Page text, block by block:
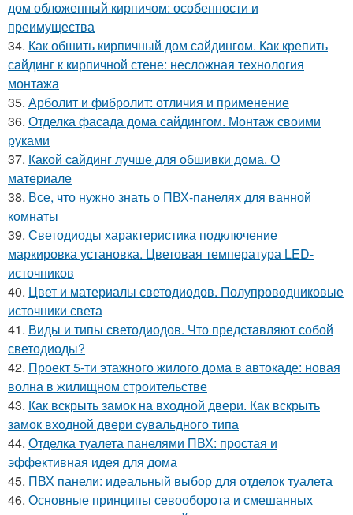
дом обложенный кирпичом: особенности и
преимущества
34. Как обшить кирпичный дом сайдингом. Как крепить
сайдинг к кирпичной стене: несложная технология
монтажа
35. Арболит и фибролит: отличия и применение
36. Отделка фасада дома сайдингом. Монтаж своими
руками
37. Какой сайдинг лучше для обшивки дома. О
материале
38. Все, что нужно знать о ПВХ-панелях для ванной
комнаты
39. Светодиоды характеристика подключение
маркировка установка. Цветовая температура LED-
источников
40. Цвет и материалы светодиодов. Полупроводниковые
источники света
41. Виды и типы светодиодов. Что представляют собой
светодиоды?
42. Проект 5-ти этажного жилого дома в автокаде: новая
волна в жилищном строительстве
43. Как вскрыть замок на входной двери. Как вскрыть
замок входной двери сувальдного типа
44. Отделка туалета панелями ПВХ: простая и
эффективная идея для дома
45. ПВХ панели: идеальный выбор для отделок туалета
46. Основные принципы севооборота и смешанных